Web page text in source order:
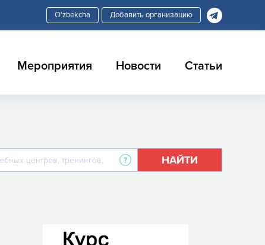
Добавить организацию
Мероприятия Новости Статьи
НАЙТИ